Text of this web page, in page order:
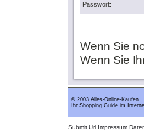
Passwort:
Wenn Sie
Wenn Sie
© 2003 Alles-Online-Kaufen.
Ihr Shopping Guide im
Submit Url Impressum